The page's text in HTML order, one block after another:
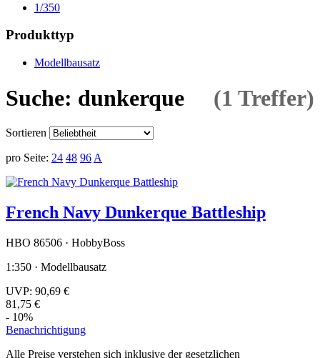
1/350
Produkttyp
Modellbausatz
Suche: dunkerque (1 Treffer)
Sortieren
pro Seite: 24 48 96 A
French Navy Dunkerque Battleship
HBO 86506 · HobbyBoss
1:350 · Modellbausatz
UVP: 90,69 €
81,75 €
- 10%
Benachrichtigung
Alle Preise verstehen sich inklusive der gesetzlichen